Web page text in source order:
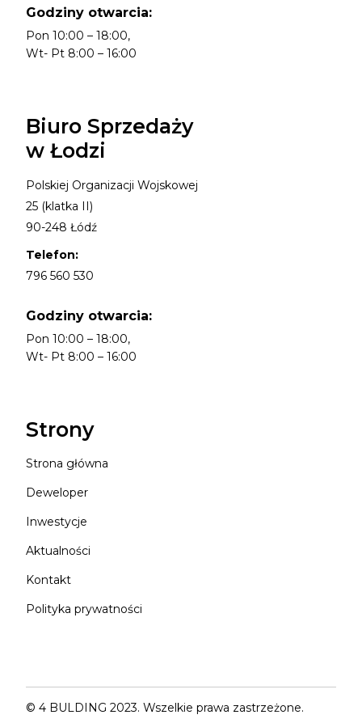
Godziny otwarcia:
Pon 10:00 – 18:00,
Wt- Pt 8:00 – 16:00
Biuro Sprzedaży
w Łodzi
Polskiej Organizacji Wojskowej
25 (klatka II)
90-248 Łódź
Telefon:
796 560 530
Godziny otwarcia:
Pon 10:00 – 18:00,
Wt- Pt 8:00 – 16:00
Strony
Strona główna
Deweloper
Inwestycje
Aktualności
Kontakt
Polityka prywatności
© 4 BULDING 2023. Wszelkie prawa zastrzeżone.